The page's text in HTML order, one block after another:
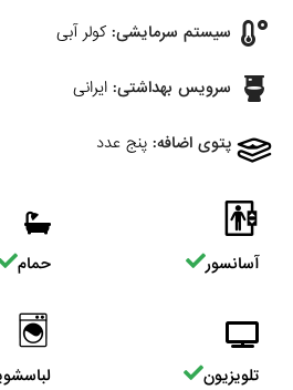
سیستم سرمایشی: کولر آبی
سرویس بهداشتی: ایرانی
پتوی اضافه: پنج عدد
آسانسور حمام
تلویزیون